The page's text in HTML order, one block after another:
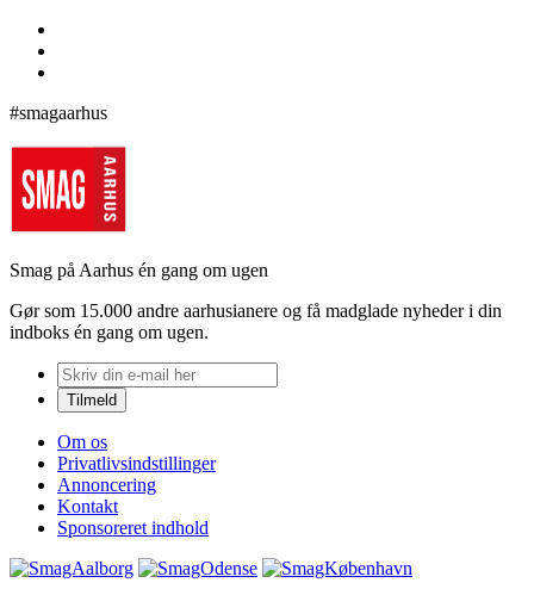
#smagaarhus
Smag på Aarhus én gang om ugen
Gør som 15.000 andre aarhusianere og få madglade nyheder i din
indboks én gang om ugen.
Om os
Privatlivsindstillinger
Annoncering
Kontakt
Sponsoreret indhold